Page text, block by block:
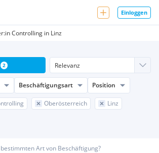
Einloggen
Controlling in Linz
2
Beschäftigungsart Position
Oberösterreich
Linz
Art von Beschäftigung?